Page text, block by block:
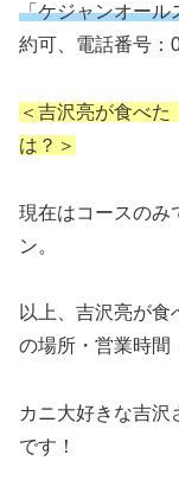
「ケジャンオール
約可、電話番号：
＜吉沢亮が食べ
は？＞
現在はコースのみ
ン。
以上、吉沢亮が食
の場所・営業時間
カニ大好きな吉沢
です！